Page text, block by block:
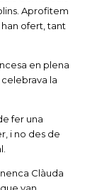
Aprofitem
ofert, tant
en plena
la
fer una
i no des de
Clàuda